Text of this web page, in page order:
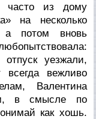
часто из дому
на несколько
а потом вновь
уезжали,
вежливо
Валентина
в смысле по
как хошь.